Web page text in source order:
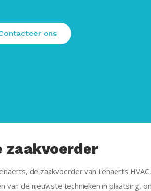
ons
zaakvoerder
de zaakvoerder van Lenaerts
van de nieuwste technieken in plaatsing,